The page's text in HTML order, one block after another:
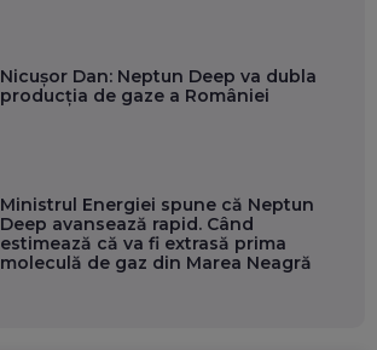
Nicușor Dan: Neptun Deep va dubla
producția de gaze a României
Ministrul Energiei spune că Neptun
Deep avansează rapid. Când
estimează că va fi extrasă prima
moleculă de gaz din Marea Neagră